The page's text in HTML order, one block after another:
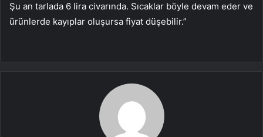
Şu an tarlada 6 lira civarında. Sıcaklar böyle devam eder ve
ürünlerde kayıplar oluşursa fiyat düşebilir.”